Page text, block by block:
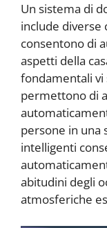
Un sistema di
include diverse
consentono di
aspetti della
fondamentali vi
permettono di
persone in una
intelligenti
abitudini degli
atmosferiche